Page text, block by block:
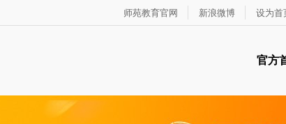
师苑教育官网 新浪微博 设为首
官方